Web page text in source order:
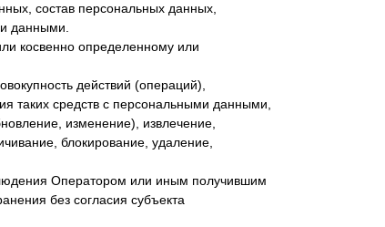
состав персональных данных,
данными.
косвенно определенному или
действий (операций),
таких средств с персональными данными,
изменение), извлечение,
блокирование, удаление,
Оператором или иным получившим
без согласия субъекта